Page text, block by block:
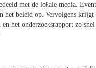
met de lokale media.
het beleid op. Vervolgens krijgt
en het onderzoeksrapport zo